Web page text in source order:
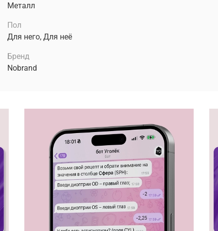
Металл
Пол
Для него, Для неё
Бренд
Nobrand